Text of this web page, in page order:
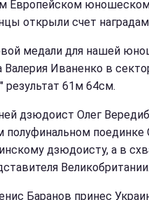
Европейском
открыли счет
медали для нашей
Валерия Иваненко в
результат 61м 64см.
дзюдоист Олег
полуфинальном поединке
дзюдоисту, а в
Великобритании.
Баранов принес